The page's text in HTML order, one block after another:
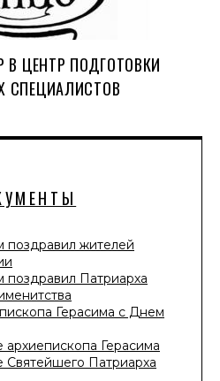
поздравил жителей
поздравил Патриарха
Герасима с Днем
архиепископа Герасима
Святейшего Патриарха
В ЦЕНТР ПОДГОТОВКИ
СПЕЦИАЛИСТОВ